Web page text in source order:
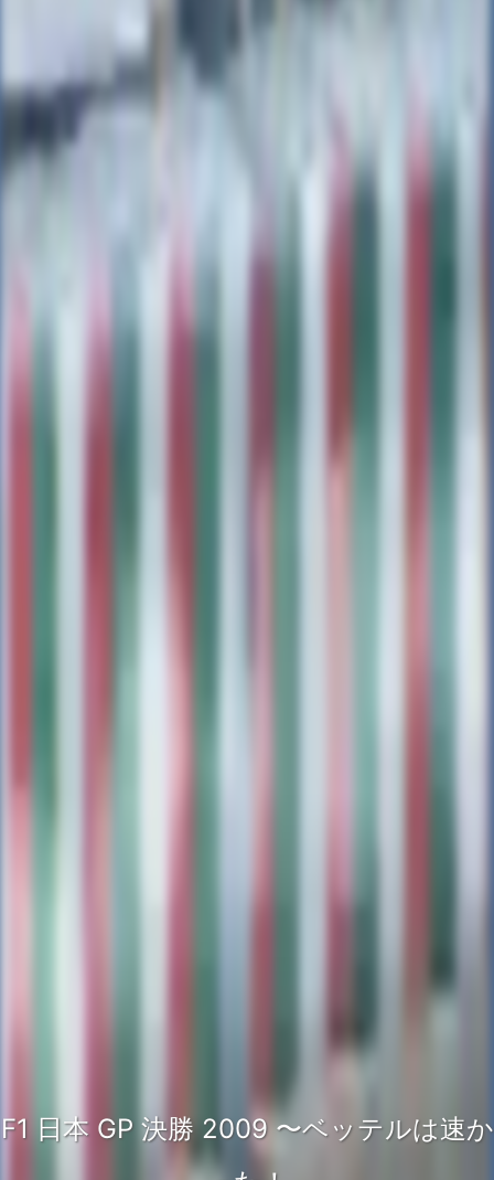
F1 日本 GP 決勝 2009 〜ベッテルは速か